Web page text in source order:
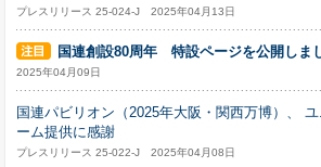
プレスリリース 25-024-J 2025年04月13日
国連創設80周年 特設ページを公開しま
2025年04月09日
国連パビリオン（2025年大阪・関西万博）、
ーム提供に感謝
プレスリリース 25-022-J 2025年04月08日